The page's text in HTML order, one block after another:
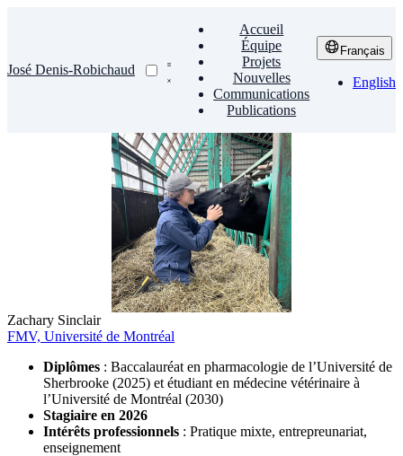
José Denis-Robichaud
Accueil
Équipe
Projets
Nouvelles
Communications
Publications
Français
English
Zachary Sinclair
FMV, Université de Montréal
Diplômes : Baccalauréat en pharmacologie de l’Université de
Sherbrooke (2025) et étudiant en médecine vétérinaire à
l’Université de Montréal (2030)
Stagiaire en 2026
Intérêts professionnels : Pratique mixte, entrepreunariat,
enseignement